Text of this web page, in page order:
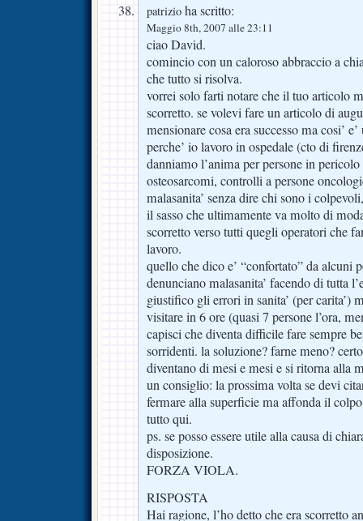
patrizio ha scritto:
Maggio 8th, 2007 alle 23:11
ciao David.
comincio con un caloroso abbraccio a
che tutto si risolva.
vorrei solo farti notare che il tuo articolo
scorretto. se volevi fare un articolo di
mensionare cosa era successo ma cosi’
perche’ io lavoro in ospedale (cto di
danniamo l’anima per persone in
osteosarcomi, controlli a persone
malasanita’ senza dire chi sono i
il sasso che ultimamente va molto di
scorretto verso tutti quegli operatori che
lavoro.
quello che dico e’ “confortato” da alcuni
denunciano malasanita’ facendo di tutta
giustifico gli errori in sanita’ (per carita’)
visitare in 6 ore (quasi 7 persone l’ora,
capisci che diventa difficile fare sempre
sorridenti. la soluzione? farne meno?
diventano di mesi e mesi e si ritorna alla
un consiglio: la prossima volta se devi
fermare alla superficie ma affonda il
tutto qui.
ps. se posso essere utile alla causa di
disposizione.
FORZA VIOLA.
RISPOSTA
Hai ragione, l’ho detto che era scorretto